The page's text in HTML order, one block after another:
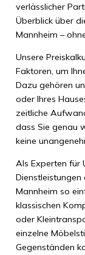
verlässlicher
Überblick über
Mannheim –
Unsere
Faktoren, um
Dazu gehören
oder Ihres
zeitliche
dass Sie genau
keine
Als Experten für
Dienstleistungen
Mannheim so
klassischen
oder
einzelne
Gegenständen